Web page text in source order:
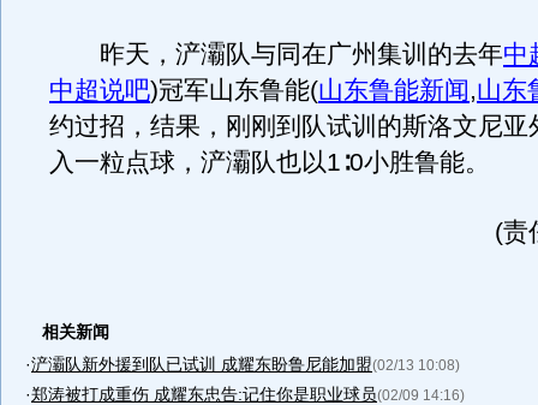
昨天，浐灞队与同在广州集训的去年中
中超说吧)冠军山东鲁能(山东鲁能新闻,山东
约过招，结果，刚刚到队试训的斯洛文尼亚
入一粒点球，浐灞队也以1∶0小胜鲁能。
(责
相关新闻
·浐灞队新外援到队已试训 成耀东盼鲁尼能加盟(02/13 10:08)
·郑涛被打成重伤 成耀东忠告:记住你是职业球员(02/09 14:16)